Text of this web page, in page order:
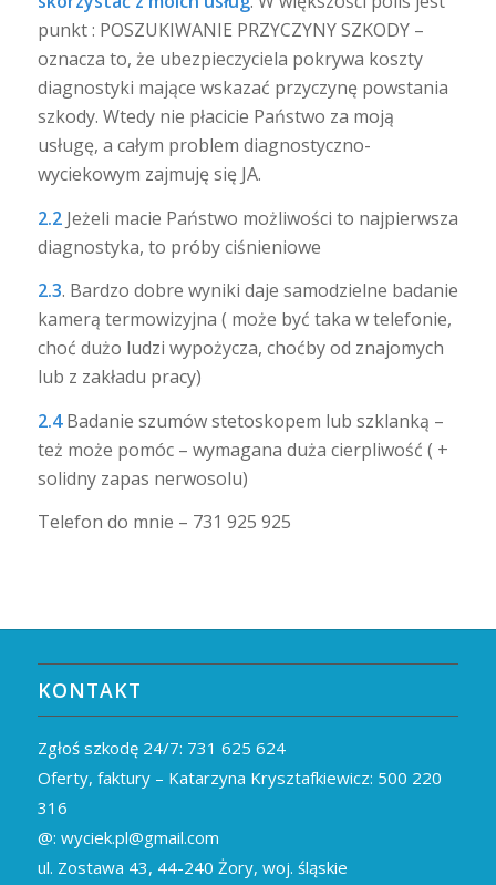
punkt : POSZUKIWANIE PRZYCZYNY SZKODY –
oznacza to, że ubezpieczyciela pokrywa koszty
diagnostyki mające wskazać przyczynę powstania
szkody. Wtedy nie płacicie Państwo za moją
usługę, a całym problem diagnostyczno-
wyciekowym zajmuję się JA.
2.2Jeżeli macie Państwo możliwości to najpierwsza
diagnostyka, to próby ciśnieniowe
2.3. Bardzo dobre wyniki daje samodzielne badanie
kamerą termowizyjna ( może być taka w telefonie,
choć dużo ludzi wypożycza, choćby od znajomych
lub z zakładu pracy)
2.4Badanie szumów stetoskopem lub szklanką –
też może pomóc – wymagana duża cierpliwość ( +
solidny zapas nerwosolu)
Telefon do mnie – 731 925 925
KONTAKT
Zgłoś szkodę 24/7: 731 625 624
Oferty, faktury – Katarzyna Krysztafkiewicz: 500 220
316
@: wyciek.pl@gmail.com
ul. Zostawa 43, 44-240 Żory, woj. śląskie